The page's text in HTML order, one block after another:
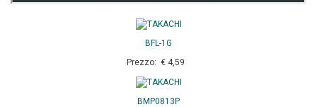
BFL-1G
Prezzo: € 4,59
BMP0813P